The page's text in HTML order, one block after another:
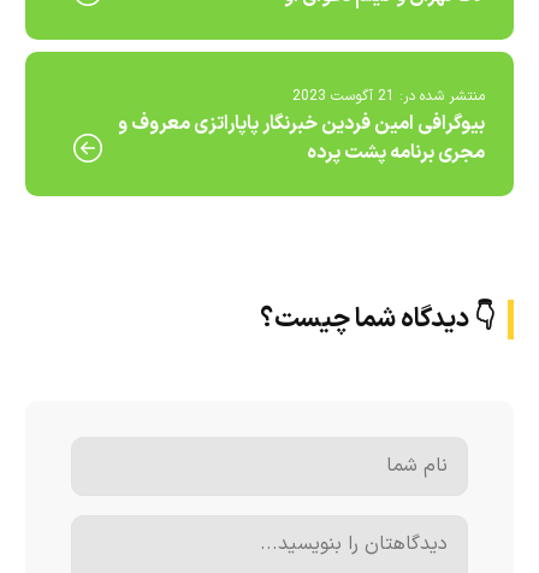
منتشر شده در: 21 آگوست 2023
بیوگرافی امین فردین خبرنگار پاپاراتزی معروف و
مجری برنامه پشت پرده
👇 دیدگاه شما چیست؟